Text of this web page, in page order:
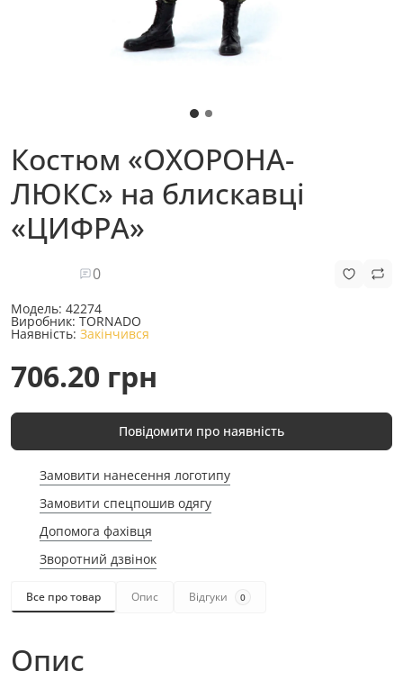
Костюм «ОХОРОНА-
ЛЮКС» на блискавці
«ЦИФРА»
0
Модель: 42274
Виробник: TORNADO
Наявність: Закінчився
706.20 грн
Повідомити про наявність
Замовити нанесення логотипу
Замовити спецпошив одягу
Допомога фахівця
Зворотний дзвінок
Все про товар Опис Відгуки 0
Опис